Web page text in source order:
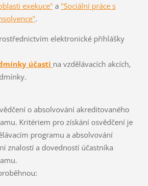
exekuce" a "Sociální práce s
.
elektronické přihlášky
účasti na vzdělávacích akcích,
o absolvování akreditovaného
Kritériem pro získání osvědčení je
programu a absolvování
znalostí a dovedností účastníka